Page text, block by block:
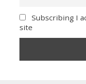
Subscribing I
site